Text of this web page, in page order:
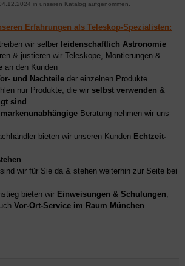
in unseren Katalog aufgenommen.
Erfahrungen als Teleskop-Spezialisten:
wir selber leidenschaftlich Astronomie
& justieren wir Teleskope, Montierungen &
an den Kunden
und Nachteile der einzelnen Produkte
nur Produkte, die wir selbst verwenden &
sind
Beratung nehmen wir uns
bieten wir unseren Kunden Echtzeit-
wir für Sie da & stehen weiterhin zur Seite bei
bieten wir Einweisungen & Schulungen,
Vor-Ort-Service im Raum München